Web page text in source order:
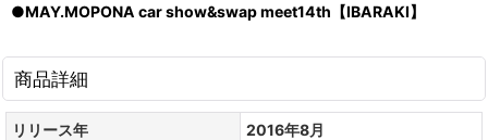
●MAY.MOPONA car show&swap meet14th【IBARAKI】
商品詳細
リリース年 2016年8月